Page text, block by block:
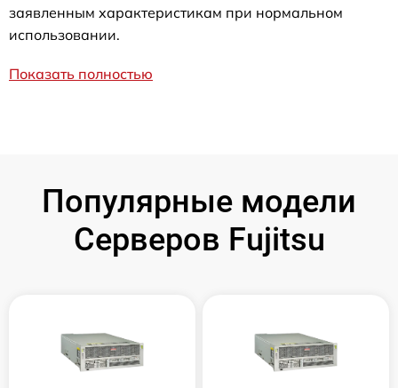
заявленным характеристикам при нормальном
использовании.
Показать полностью
Популярные модели
Серверов Fujitsu